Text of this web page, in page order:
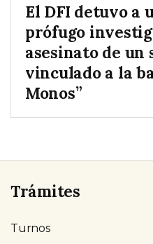
El DFI detuvo a
prófugo
asesinato de
vinculado a la
Monos”
Trámites
Turnos